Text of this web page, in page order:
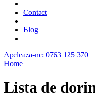
Contact
Blog
Apeleaza-ne: 0763 125 370
Home
Lista de